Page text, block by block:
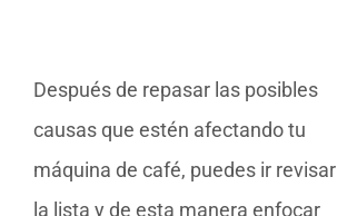
Después de repasar las posibles
causas que estén afectando tu
máquina de café, puedes ir revisar
la lista y de esta manera enfocar